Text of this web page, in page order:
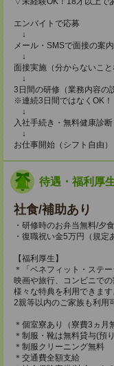
エンバイトで応募
↓
メール・SMSで面接の案
↓
面接実施（分からないこと
↓
3日間の研修（業務内容の
※連続3日間ではなくOK
↓
入社手続き・無料健康診断
↓
お仕事開始（シフト自由）
待遇・福利厚
社食/補助あり
・研修時のお弁当無料/夕
・復職祝い金5万円（規定
【福利厚生】
＊「ベネフィット・ステ
映画や旅行、コンビニで
様々な特典を利用できます
2親等以内のご家族も利用
＊個室寮あり（寮費3ヵ
＊制服・靴は無料貸与(預
＊制服クリーニング無料
＊交通費全額支給